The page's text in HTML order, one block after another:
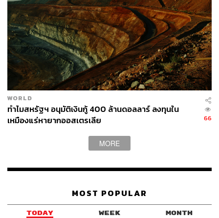
WORLD
ทำไมสหรัฐฯ อนุมัติเงินกู้ 400 ล้านดอลลาร์ ลงทุนใน
เหมืองแร่หายากออสเตรเลีย
66
MORE
MOST POPULAR
TODAY WEEK MONTH